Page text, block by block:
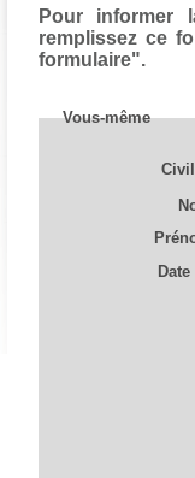
Pour informer
remplissez ce
formulaire".
Vous-même